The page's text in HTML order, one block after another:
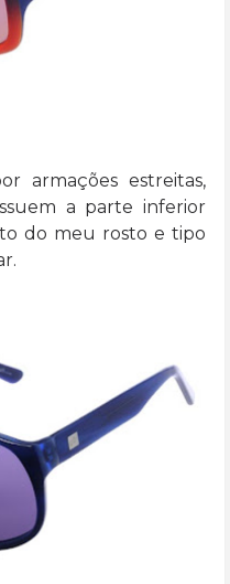
armações estreitas,
a parte inferior
do meu rosto e tipo